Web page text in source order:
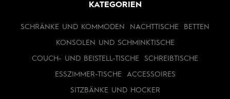
KATEGORIEN
SCHRÄNKE UND KOMMODEN NACHTTISCHE BETTEN
KONSOLEN UND SCHMINKTISCHE
COUCH- UND BEISTELL-TISCHE SCHREIBTISCHE
ESSZIMMER-TISCHE ACCESSOIRES
SITZBÄNKE UND HOCKER